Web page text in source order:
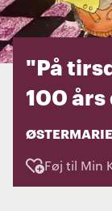
"På
100 års
STED:
ØSTERMARIE
Kategorier:
Dage:
Føj til Min